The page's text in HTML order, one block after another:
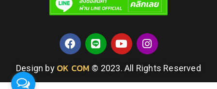
Design by OK COM © 2023. All Rights Reserved